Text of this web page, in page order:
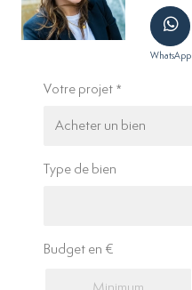
WhatsApp
Votre projet
Type de bien
Budget en €